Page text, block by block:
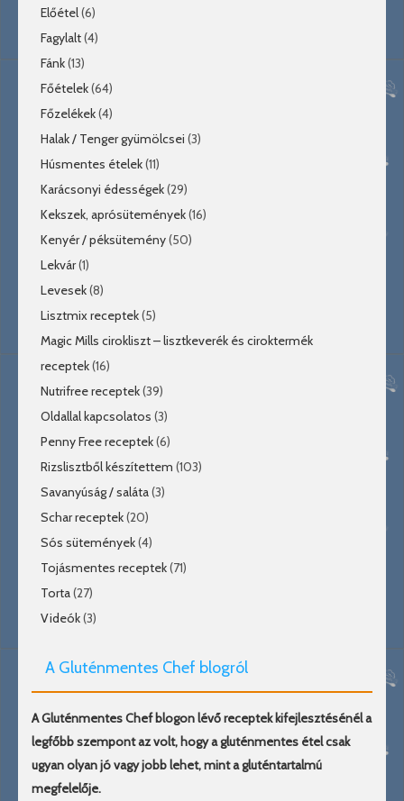
Előétel(6)
Fagylalt(4)
Fánk(13)
Főételek(64)
Főzelékek(4)
Halak / Tenger gyümölcsei (3)
Húsmentes ételek(11)
Karácsonyi édességek(29)
Kekszek, aprósütemények(16)
Kenyér / péksütemény(50)
Lekvár(1)
Levesek(8)
Lisztmix receptek(5)
Magic Mills cirokliszt – lisztkeverék és ciroktermék
receptek(16)
Nutrifree receptek(39)
Oldallal kapcsolatos (3)
Penny Free receptek(6)
Rizslisztből készítettem (103)
Savanyúság / saláta(3)
Schar receptek(20)
Sós sütemények(4)
Tojásmentes receptek(71)
Torta(27)
Videók(3)
A Gluténmentes Chef blogról
A Gluténmentes Chef blogon lévő receptek kifejlesztésénél a
legfőbb szempont az volt, hogy a gluténmentes étel csak
ugyan olyan jó vagy jobb lehet, mint a gluténtartalmú
megfelelője.